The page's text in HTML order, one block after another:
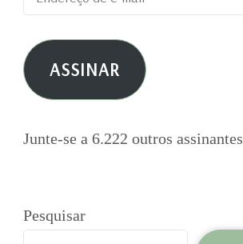
de
e-
mail ASSINAR
Junte-se a 6.222 outros assinantes
Pesquisar